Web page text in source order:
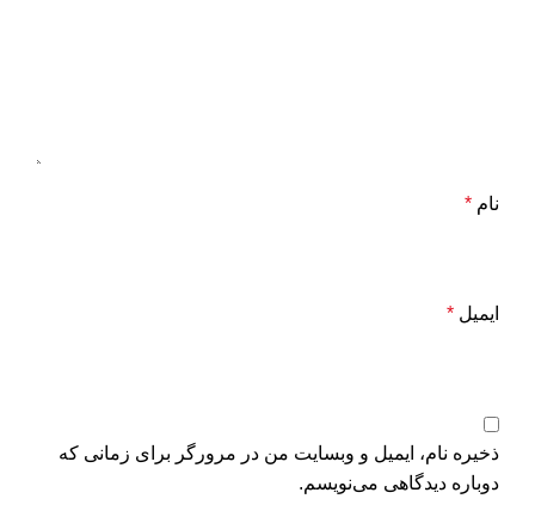
نام *
ایمیل *
ذخیره نام، ایمیل و وبسایت من در مرورگر برای زمانی که
دوباره دیدگاهی می‌نویسم.